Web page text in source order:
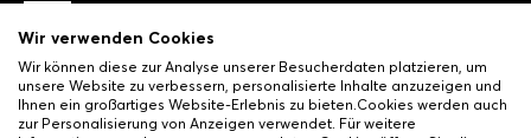
Wir verwenden Cookies
Wir können diese zur Analyse unserer Besucherdaten platzieren, um
unsere Website zu verbessern, personalisierte Inhalte anzuzeigen und
Ihnen ein großartiges Website-Erlebnis zu bieten.Cookies werden auch
zur Personalisierung von Anzeigen verwendet. Für weitere